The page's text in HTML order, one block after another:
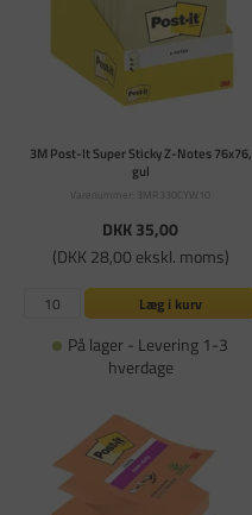
3M Post-It Super Sticky Z-Notes 76x76,
gul
Varenummer: 3MR330CYW10
DKK 35,00
(DKK 28,00 ekskl. moms)
Læg i kurv
På lager - Levering 1-3
hverdage